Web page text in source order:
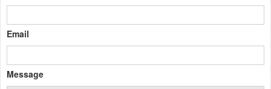
Email
Message